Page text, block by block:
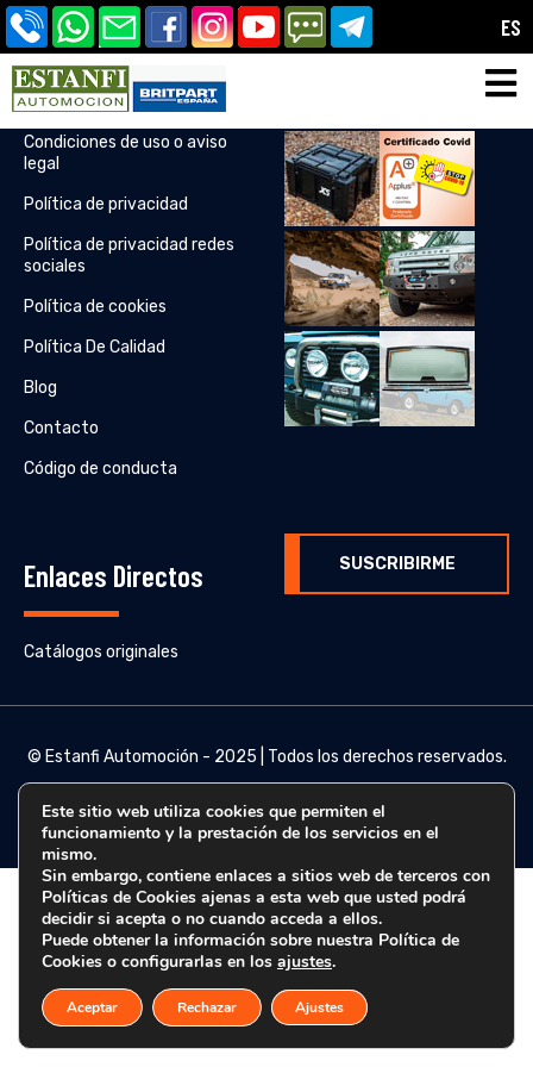
Enlaces útiles
Condiciones de uso o aviso
legal
Política de privacidad
Política de privacidad redes
sociales
Política de cookies
Política De Calidad
Blog
Contacto
Código de conducta
Insta Feeds
Enlaces Directos
Catálogos originales
SUSCRIBIRME
© Estanfi Automoción - 2025 | Todos los derechos reservados.
Este sitio web utiliza cookies que permiten el
funcionamiento y la prestación de los servicios en el
mismo.
Sin embargo, contiene enlaces a sitios web de terceros con
Políticas de Cookies ajenas a esta web que usted podrá
decidir si acepta o no cuando acceda a ellos.
Puede obtener la información sobre nuestra Política de
Cookies o configurarlas en los ajustes.
Aceptar Rechazar Ajustes
ES